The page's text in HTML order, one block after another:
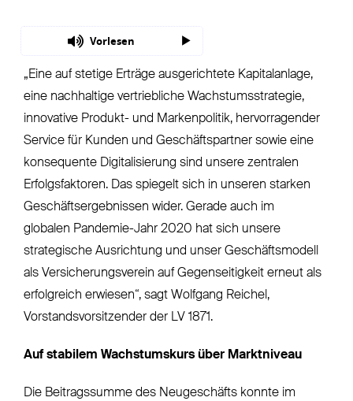
Vorlesen
„Eine auf stetige Erträge ausgerichtete Kapitalanlage,
eine nachhaltige vertriebliche Wachstumsstrategie,
innovative Produkt- und Markenpolitik, hervorragender
Service für Kunden und Geschäftspartner sowie eine
konsequente Digitalisierung sind unsere zentralen
Erfolgsfaktoren. Das spiegelt sich in unseren starken
Geschäftsergebnissen wider. Gerade auch im
globalen Pandemie-Jahr 2020 hat sich unsere
strategische Ausrichtung und unser Geschäftsmodell
als Versicherungsverein auf Gegenseitigkeit erneut als
erfolgreich erwiesen“, sagt Wolfgang Reichel,
Vorstandsvorsitzender der LV 1871.
Auf stabilem Wachstumskurs über Marktniveau
Die Beitragssumme des Neugeschäfts konnte im